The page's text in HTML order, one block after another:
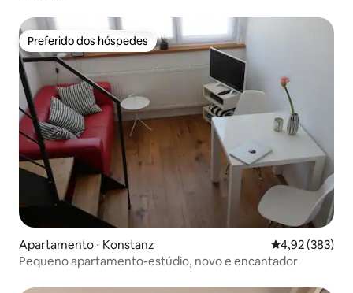
Preferido dos hóspedes
Preferido dos hóspedes
Apartamento ⋅ Konstanz 4,92 de uma
4,92 (383)
Pequeno apartamento-estúdio, novo e encantador